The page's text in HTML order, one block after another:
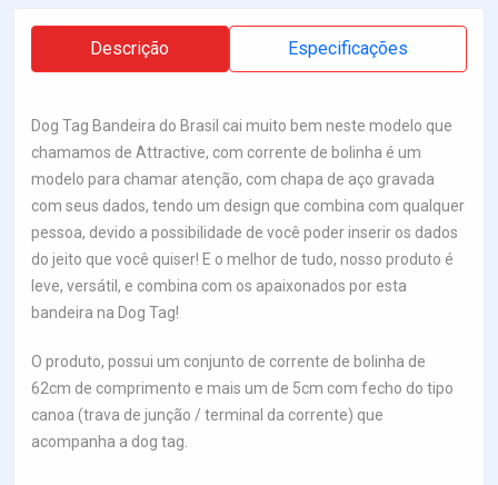
Descrição Especificações
Dog Tag Bandeira do Brasil cai muito bem neste modelo que
chamamos de Attractive, com corrente de bolinha é um
modelo para chamar atenção, com chapa de aço gravada
com seus dados, tendo um design que combina com qualquer
pessoa, devido a possibilidade de você poder inserir os dados
do jeito que você quiser! E o melhor de tudo, nosso produto é
leve, versátil, e combina com os apaixonados por esta
bandeira na Dog Tag!
O produto, possui um conjunto de corrente de bolinha de
62cm de comprimento e mais um de 5cm com fecho do tipo
canoa (trava de junção / terminal da corrente) que
acompanha a dog tag.